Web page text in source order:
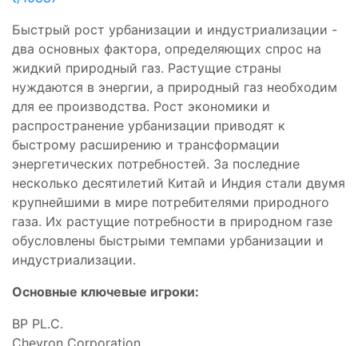
Быстрый рост урбанизации и индустриализации -
два основных фактора, определяющих спрос на
жидкий природный газ. Растущие страны
нуждаются в энергии, а природный газ необходим
для ее производства. Рост экономики и
распространение урбанизации приводят к
быстрому расширению и трансформации
энергетических потребностей. За последние
несколько десятилетий Китай и Индия стали двумя
крупнейшими в мире потребителями природного
газа. Их растущие потребности в природном газе
обусловлены быстрыми темпами урбанизации и
индустриализации.
Основные ключевые игроки:
BP PL.C.
Chevron Corporation